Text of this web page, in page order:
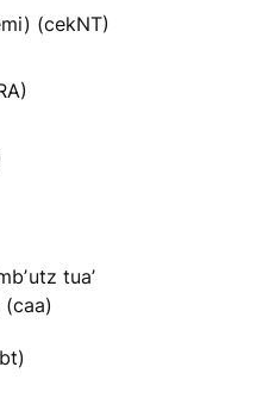
(cekNT)
tuaʼ